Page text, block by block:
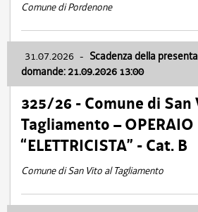
Comune di Pordenone
31.07.2026 - Scadenza della
domande: 21.09.2026 13:00
325/26 - Comune di San
Tagliamento – OPERAIO
“ELETTRICISTA” - Cat. B
Comune di San Vito al Tagliamento